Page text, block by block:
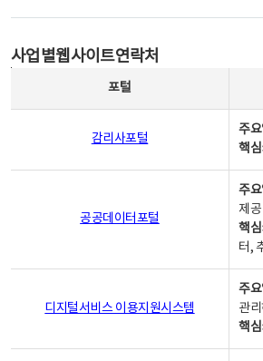
사업별웹사이트연락처
포털
감리사포털
주
핵
공공데이터포털
주
제공
핵
터,
디지털서비스 이용지원시스템
주
관
핵